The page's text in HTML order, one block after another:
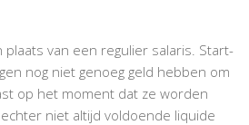
van een regulier salaris. Start-
nog niet genoeg geld hebben om
op het moment dat ze worden
niet altijd voldoende liquide